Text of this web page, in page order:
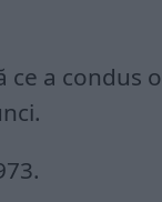
ce a condus o